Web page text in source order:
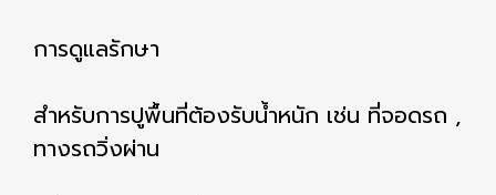
การดูแลรักษา
สำหรับการปูพื้นที่ต้องรับน้ำหนัก เช่น ที่จอดรถ ,
ทางรถวิ่งผ่าน